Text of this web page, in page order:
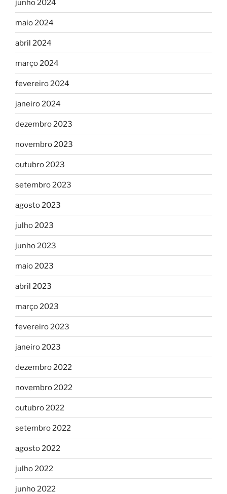
junho 2024
maio 2024
abril 2024
março 2024
fevereiro 2024
janeiro 2024
dezembro 2023
novembro 2023
outubro 2023
setembro 2023
agosto 2023
julho 2023
junho 2023
maio 2023
abril 2023
março 2023
fevereiro 2023
janeiro 2023
dezembro 2022
novembro 2022
outubro 2022
setembro 2022
agosto 2022
julho 2022
junho 2022